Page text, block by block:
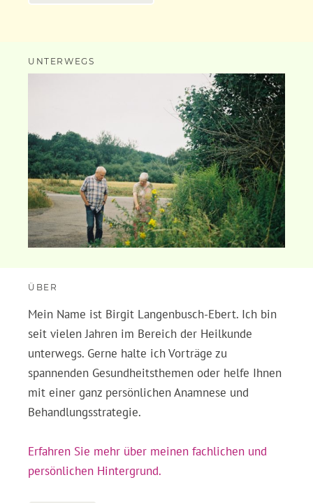
UNTERWEGS
ÜBER
Mein Name ist Birgit Langenbusch-Ebert. Ich bin
seit vielen Jahren im Bereich der Heilkunde
unterwegs. Gerne halte ich Vorträge zu
spannenden Gesundheitsthemen oder helfe Ihnen
mit einer ganz persönlichen Anamnese und
Behandlungsstrategie.
Erfahren Sie mehr über meinen fachlichen und
persönlichen Hintergrund.